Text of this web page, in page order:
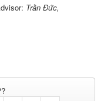
Trần Đức,